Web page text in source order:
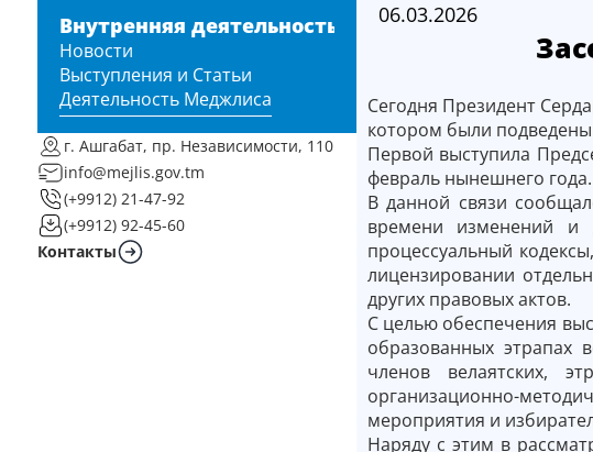
Внутренняя деятельность
Новости
Выступления и Статьи
Деятельность Меджлиса
г. Ашгабат, пр. Независимости, 110
info@mejlis.gov.tm
(+9912) 21-47-92
(+9912) 92-45-60
Контакты
06.03.2026
Сегодня Президент
котором были подведены
Первой выступила
февраль нынешнего года.
В данной связи
времени изменений и
процессуальный
лицензировании
других правовых актов.
С целью обеспечения
образованных этрапах
членов велаятских,
организационно-
мероприятия и
Наряду с этим в